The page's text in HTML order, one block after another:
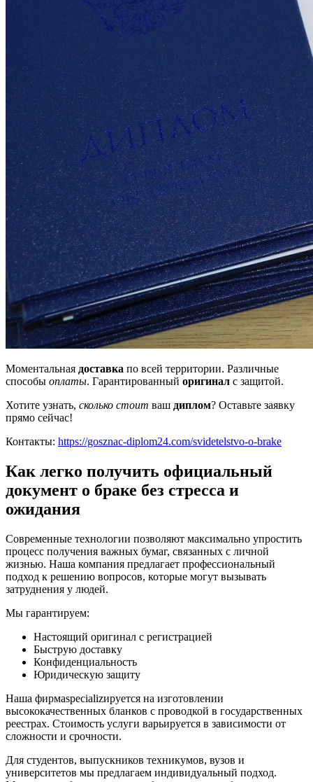
Моментальная доставка по всей территории. Различные
способы оплаты. Гарантированный оригинал с защитой.
Хотите узнать, сколько стоит ваш диплом? Оставьте заявку
прямо сейчас!
Контакты: https://gosznac-diplom24.com/svidetelstvo-o-brake
Как легко получить официальный
документ о браке без стресса и
ожидания
Современные технологии позволяют максимально упростить
процесс получения важных бумаг, связанных с личной
жизнью. Наша компания предлагает профессиональный
подход к решению вопросов, которые могут вызывать
затруднения у людей.
Мы гарантируем:
Настоящий оригинал с регистрацией
Быструю доставку
Конфиденциальность
Юридическую защиту
Наша фирмаspecializируется на изготовлении
высококачественных бланков с проводкой в государственных
реестрах. Стоимость услуги варьируется в зависимости от
сложности и срочности.
Для студентов, выпускников техникумов, вузов и
университетов мы предлагаем индивидуальный подход.